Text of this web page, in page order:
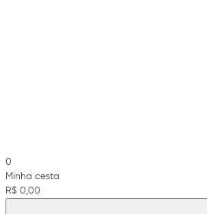
0
Minha cesta
R$ 0,00